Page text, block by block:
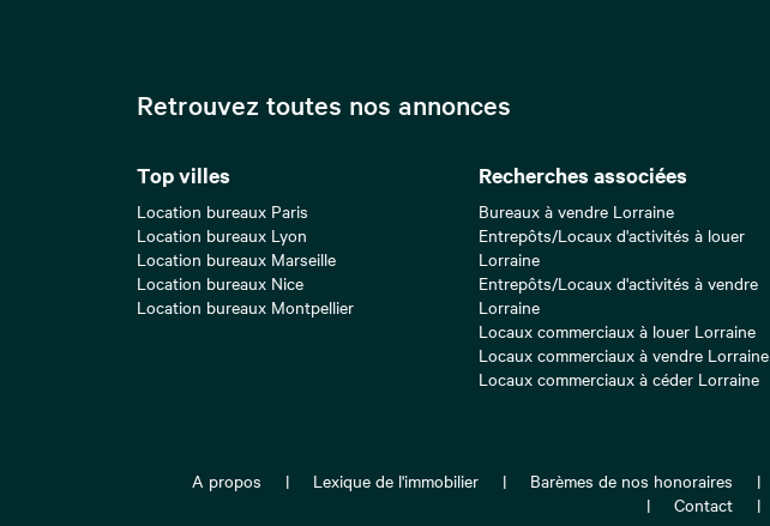
Retrouvez toutes nos annonces
Top villes
Location bureaux Paris
Location bureaux Lyon
Location bureaux Marseille
Location bureaux Nice
Location bureaux Montpellier
Recherches associées
Bureaux à vendre Lorraine
Entrepôts/Locaux d'activités à louer
Lorraine
Entrepôts/Locaux d'activités à vendre
Lorraine
Locaux commerciaux à louer Lorraine
Locaux commerciaux à vendre Lorraine
Locaux commerciaux à céder Lorraine
A propos Lexique de l'immobilier Barèmes de nos honoraires
Contact